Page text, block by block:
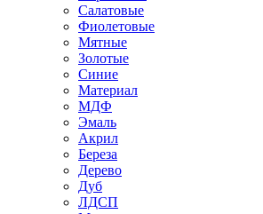
Салатовые
Фиолетовые
Мятные
Золотые
Синие
Материал
МДФ
Эмаль
Акрил
Береза
Дерево
Дуб
ЛДСП